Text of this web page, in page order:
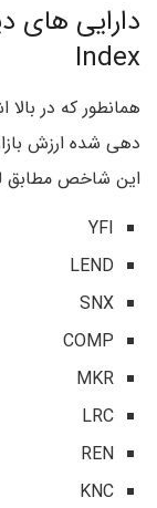
Index
دهی شده ارزش
این شاخص مطابق
YFI
LEND
SNX
COMP
MKR
LRC
REN
KNC